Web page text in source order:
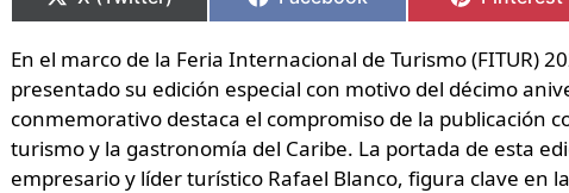
En el marco de la Feria Internacional de Turismo (FITUR)
presentado su edición especial con motivo del décimo
conmemorativo destaca el compromiso de la publicación
turismo y la gastronomía del Caribe. La portada de esta
empresario y líder turístico Rafael Blanco, figura clave en